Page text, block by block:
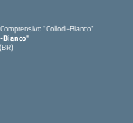
"Collodi-Bianco"
Bianco"